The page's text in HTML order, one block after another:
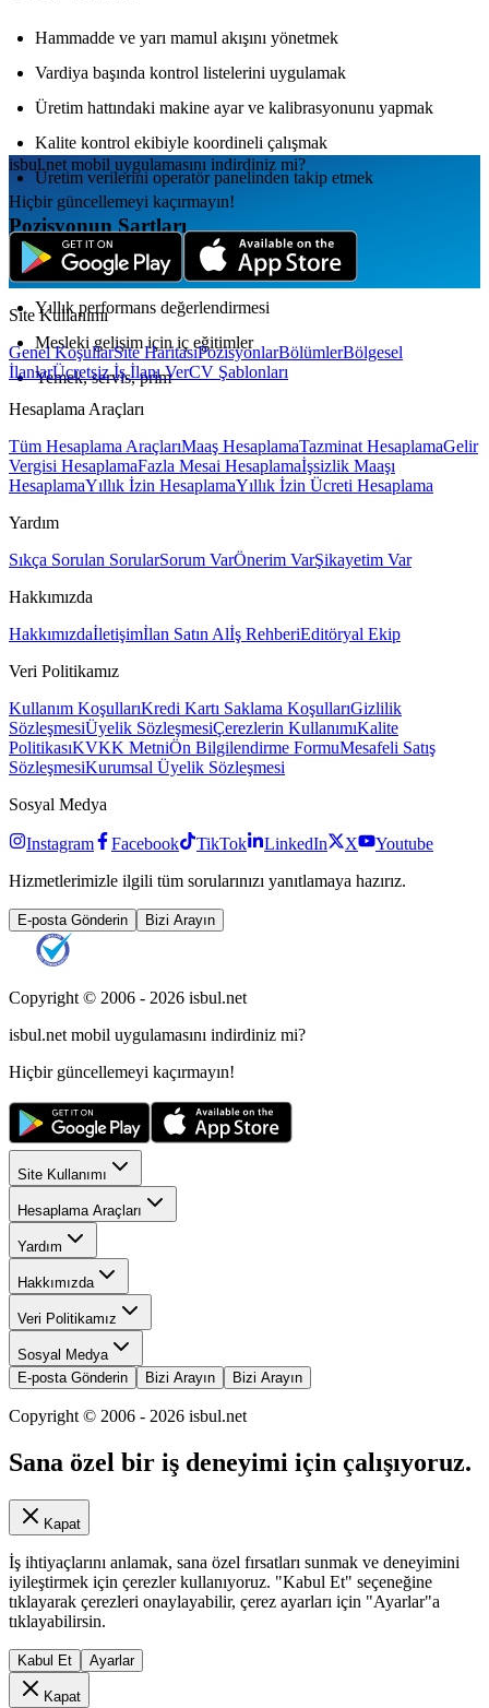
Hammadde ve yarı mamul akışını yönetmek
Vardiya başında kontrol listelerini uygulamak
Üretim hattındaki makine ayar ve kalibrasyonunu yapmak
Kalite kontrol ekibiyle koordineli çalışmak
Üretim verilerini operatör panelinden takip etmek
Pozisyonun Şartları
Tam zamanlı, vardiyalı, iş yerinde
Yıllık performans değerlendirmesi
Mesleki gelişim için iç eğitimler
Yemek, servis, prim
isbul.net mobil uygulamаsını indirdiniz mi?
Hiçbir güncellemeyi kaçırmayın!
Site Kullanımı
Genel KoşullarSite HaritasıPozisyonlarBölümlerBölgesel
İlanlarÜcretsiz İş İlanı VerCV Şablonları
Hesaplama Araçları
Tüm Hesaplama AraçlarıMaaş HesaplamaTazminat HesaplamaGelir
Vergisi HesaplamaFazla Mesai Hesaplamaİşsizlik Maaşı
HesaplamaYıllık İzin HesaplamaYıllık İzin Ücreti Hesaplama
Yardım
Sıkça Sorulan SorularSorum VarÖnerim VarŞikayetim Var
Hakkımızda
Hakkımızdaİletişimİlan Satın Alİş RehberiEditöryal Ekip
Veri Politikamız
Kullanım KoşullarıKredi Kartı Saklama KoşullarıGizlilik
SözleşmesiÜyelik SözleşmesiÇerezlerin KullanımıKalite
PolitikasıKVKK MetniÖn Bilgilendirme FormuMesafeli Satış
SözleşmesiKurumsal Üyelik Sözleşmesi
Sosyal Medya
Instagram Facebook TikTok LinkedIn X
Youtube
Hizmetlerimizle ilgili tüm sorularınızı yanıtlamaya hazırız.
E-posta Gönderin Bizi Arayın
Copyright © 2006 - 2026 isbul.net
isbul.net mobil uygulamasını indirdiniz mi?
Hiçbir güncellemeyi kaçırmayın!
Site Kullanımı
Hesaplama Araçları
Yardım
Hakkımızda
Veri Politikamız
Sosyal Medya
E-posta Gönderin
Bizi Arayın Bizi Arayın
Copyright © 2006 - 2026 isbul.net
Sana özel bir iş deneyimi için çalışıyoruz.
Kapat
İş ihtiyaçlarını anlamak, sana özel fırsatları sunmak ve deneyimini
iyileştirmek için çerezler kullanıyoruz. "Kabul Et" seçeneğine
tıklayarak çerezleri onaylayabilir, çerez ayarları için "Ayarlar"a
tıklayabilirsin.
Kabul Et Ayarlar
Kapat